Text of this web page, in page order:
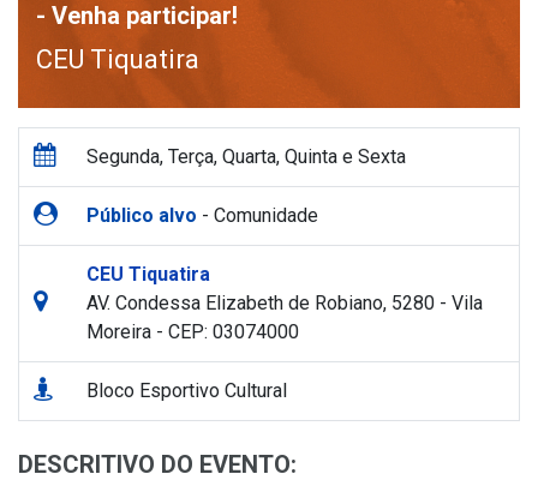
- Venha participar!
CEU Tiquatira
Segunda, Terça, Quarta, Quinta e Sexta
Público alvo - Comunidade
CEU Tiquatira
AV. Condessa Elizabeth de Robiano, 5280 - Vila
Moreira - CEP: 03074000
Bloco Esportivo Cultural
DESCRITIVO DO EVENTO: